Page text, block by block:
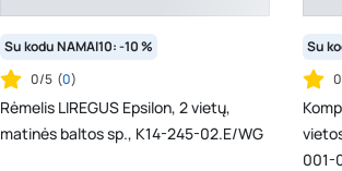
Su kodu NAMAI10: -10 %
0/5 (0)
Rėmelis LIREGUS Epsilon, 2 vietų,
matinės baltos sp., K14-245-02.E/WG
Su
001-